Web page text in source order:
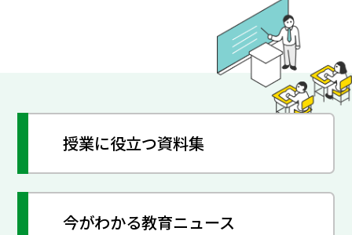
授業に役立つ資料集
今がわかる教育ニュース